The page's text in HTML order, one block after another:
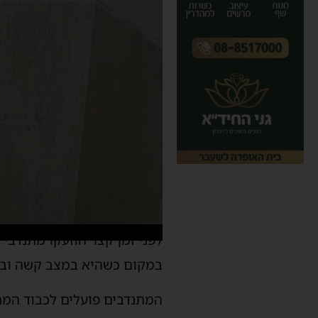
לפני זמן קצר הוזעקו
במקום כשהיא במצב קשה
המתנדבים פועלים לכבוד